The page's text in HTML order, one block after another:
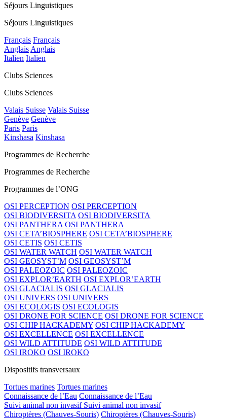
Séjours Linguistiques
Séjours Linguistiques
Français Français
Anglais Anglais
Italien Italien
Clubs Sciences
Clubs Sciences
Valais Suisse Valais Suisse
Genève Genève
Paris Paris
Kinshasa Kinshasa
Programmes de Recherche
Programmes de Recherche
Programmes de l’ONG
OSI PERCEPTION OSI PERCEPTION
OSI BIODIVERSITA OSI BIODIVERSITA
OSI PANTHERA OSI PANTHERA
OSI CETA’BIOSPHERE OSI CETA’BIOSPHERE
OSI CETIS OSI CETIS
OSI WATER WATCH OSI WATER WATCH
OSI GEOSYST’M OSI GEOSYST’M
OSI PALEOZOIC OSI PALEOZOIC
OSI EXPLOR’EARTH OSI EXPLOR’EARTH
OSI GLACIALIS OSI GLACIALIS
OSI UNIVERS OSI UNIVERS
OSI ECOLOGIS OSI ECOLOGIS
OSI DRONE FOR SCIENCE OSI DRONE FOR SCIENCE
OSI CHIP HACKADEMY OSI CHIP HACKADEMY
OSI EXCELLENCE OSI EXCELLENCE
OSI WILD ATTITUDE OSI WILD ATTITUDE
OSI IROKO OSI IROKO
Dispositifs transversaux
Tortues marines Tortues marines
Connaissance de l’Eau Connaissance de l’Eau
Suivi animal non invasif Suivi animal non invasif
Chiroptères (Chauves-Souris) Chiroptères (Chauves-Souris)